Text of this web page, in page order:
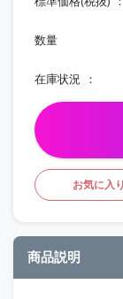
数量
在庫状況
お気に入
商品説明